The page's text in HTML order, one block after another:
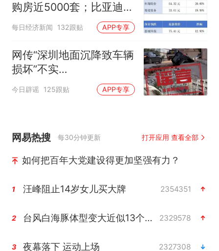
购房近5000套；比亚迪销
量跻身全球车企第六丨大
每日经济新闻 132跟贴 APP专享
网传“深圳地面沉降致车辆
损坏”不实
（2026·08·06）
今日辟谣 125跟贴 APP专享
网易热搜 每30分钟更新 打开应用 查看全部
如何把百年大党建设得更加坚强有力？
1 汪峰阻止14岁女儿买大牌 2354351
2 台风白海豚体型变大近似13个浙江面积 2329578
3 夜幕落下 运动上场 2327308